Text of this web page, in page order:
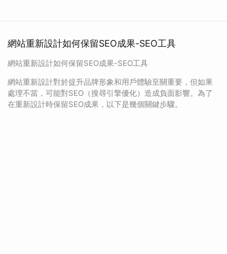
網站重新設計如何保留SEO成果-SEO工具
網站重新設計如何保留SEO成果-SEO工具
網站重新設計對於提升品牌形象和用戶體驗至關重要，但如果
處理不當，可能對SEO（搜尋引擎優化）造成負面影響。為了
在重新設計時保留SEO成果，以下是幾個關鍵步驟。